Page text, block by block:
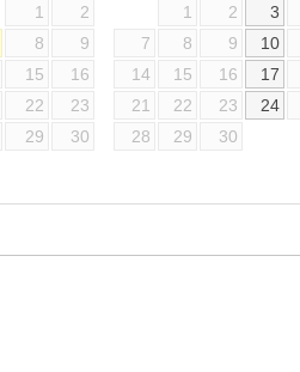
1
2
8
9
15
16
22
23
29
30
1
2
3
7
8 9
10
14
15 16
17
21
22 23
24
28
29 30